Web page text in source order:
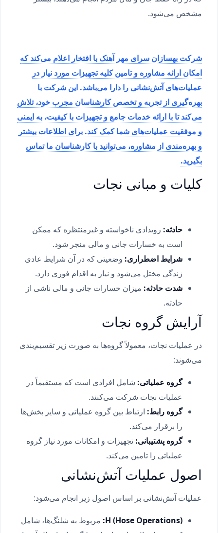
مشخص می‌شود.
شرکت بهسازان سرای مهر آهنک با افتخار اعلام می‌کند که
امکان ارائه مشاوره و تامین کلیه تجهیزات مورد نیاز در
عملیات‌های آتش‌نشانی را دارا می‌باشد. این شرکت با
بهره‌گیری از تجربه و تخصص کارشناسان مجرب خود، تلاش
می‌کند تا با ارائه خدمات جامع و تجهیزات با کیفیت، به ایمنی
و موفقیت عملیات‌های شما کمک کند. برای اطلاعات بیشتر
و بهره‌مندی از مشاوره، می‌توانید با کارشناسان ما تماس
بگیرید.
کلیات و مبانی نجات
حادثه:رویدادی ناخواسته و غیرمنتظره که ممکن
است به خسارات جانی و مالی منجر شود.
شرایط اضطراری:وضعیتی که در آن شرایط عادی
زندگی مختل می‌شود و نیاز به اقدام فوری دارد.
شدت حادثه:میزان خسارات جانی و مالی ناشی از
حادثه.
آرایش گروه نجات
در عملیات نجات، معمولاً گروه‌ها به صورت زیر تقسیم‌بندی
می‌شوند:
گروه عملیاتی:شامل افرادی است که مستقیماً در
عملیات نجات شرکت می‌کنند.
گروه رابط:ارتباط بین گروه عملیاتی و سایر بخش‌ها
را برقرار می‌کند.
گروه پشتیبانی:تجهیزات و امکانات مورد نیاز گروه
عملیاتی را تامین می‌کند.
اصول عملیات آتش‌نشانی
عملیات آتش‌نشانی بر اساس اصول زیر انجام می‌شود:
H (Hose Operations): مربوط به شلنگ‌ها، شامل